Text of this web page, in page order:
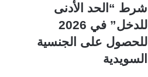
ا
ل
س
ة
ا
ل
ت
شرط “الحد الأدنى
للدخل” في 2026
للحصول على الجنسية
السويدية